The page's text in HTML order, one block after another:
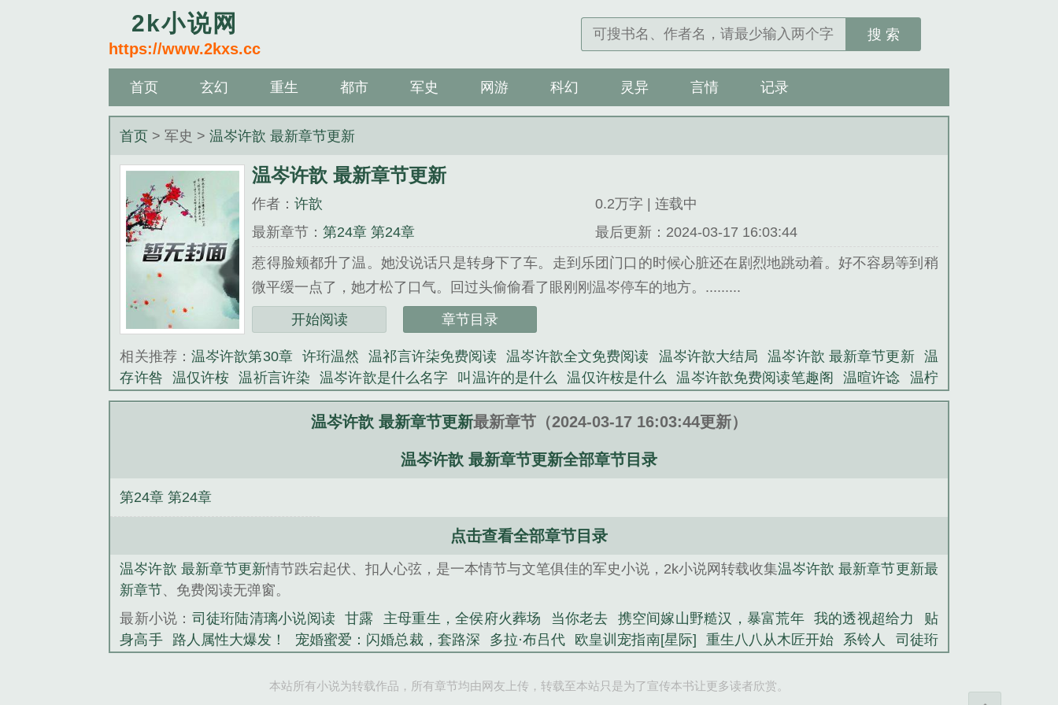
2k小说网
https://www.2kxs.cc
搜 索
首页 玄幻 重生 都市 军史 网游 科幻 灵异 言情 记录
首页 > 军史 >温岑许歆 最新章节更新
温岑许歆 最新章节更新
作者：许歆
0.2万字 | 连载中
最新章节：第24章 第24章
最后更新：2024-03-17 16:03:44
惹得脸颊都升了温。她没说话只是转身下了车。走到乐团门口的时候心脏还在剧烈地跳动着。好不容易等到稍
微平缓一点了，她才松了口气。回过头偷偷看了眼刚刚温岑停车的地方。.........
《温岑许歆 最新章节更新》是许歆精心创作的军史类小说。
开始阅读 章节目录
相关推荐： 温岑许歆第30章 许珩温然 温祁言许柒免费阅读 温岑许歆全文免费阅读 温岑许歆大结局 温岑许歆 最新章节更新
温
存许咎
温仅许桉 温祈言许染 温岑许歆是什么名字 叫温许的是什么 温仅许桉是什么 温岑许歆免费阅读笔趣阁 温暄许谂
温柠
许言 温岑许歆知乎 温岑许歆结局 温祁言许柒在线阅读 温岑许歆全文 许谂温暄大结局 温凌许宣哲 乔穆秋顾松寒 快穿之总有
主母重生，全侯府火葬场 司徒珩陆清璃小说阅读 我的透视超给力 系铃人 重生八八从木匠开始
路人属性大爆发！ 相亲当天，假千金和首富闪婚了
温岑许歆 最新章节更新最新章节（2024-03-17 16:03:44更新）
温岑许歆 最新章节更新全部章节目录
第24章 第24章
点击查看全部章节目录
温岑许歆 最新章节更新情节跌宕起伏、扣人心弦，是一本情节与文笔俱佳的军史小说，2k小说网转载收集温岑许歆 最新章节更新最
新章节、免费阅读无弹窗。
最新小说： 司徒珩陆清璃小说阅读 甘露 主母重生，全侯府火葬场 当你老去 携空间嫁山野糙汉，暴富荒年 我的透视超给力
贴
身高手
路人属性大爆发！ 宠婚蜜爱：闪婚总裁，套路深 多拉·布吕代 欧皇训宠指南[星际] 重生八八从木匠开始 系铃人
司徒珩
本站所有小说为转载作品，所有章节均由网友上传，转载至本站只是为了宣传本书让更多读者欣赏。